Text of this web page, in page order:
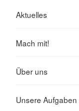
Aktuelles
Mach mit!
Über uns
Unsere Aufgaben